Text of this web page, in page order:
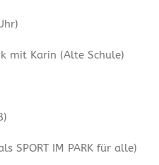
mit Karin (Alte Schule)
SPORT IM PARK für alle)